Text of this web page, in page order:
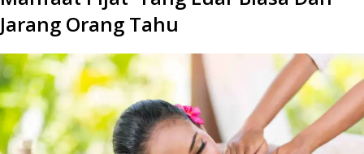
Jarang Orang Tahu